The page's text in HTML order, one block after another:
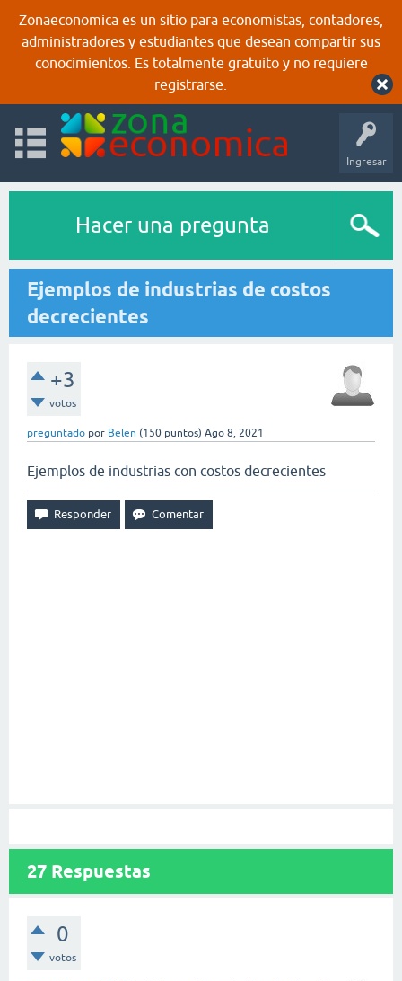
Zonaeconomica es un sitio para economistas, contadores,
administradores y estudiantes que desean compartir sus
conocimientos. Es totalmente gratuito y no requiere
registrarse.
Ingresar
Hacer una pregunta
Ejemplos de industrias de costos
decrecientes
+3
votos
preguntado por Belen (150 puntos) Ago 8, 2021
Ejemplos de industrias con costos decrecientes
27 Respuestas
0
votos